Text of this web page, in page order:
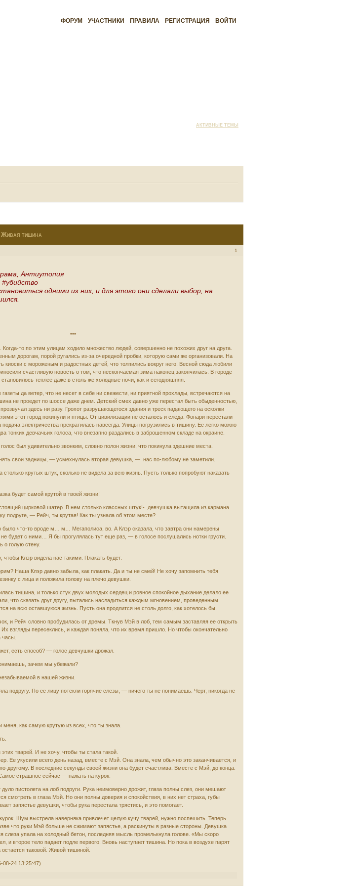
ФОРУМ УЧАСТНИКИ ПРАВИЛА РЕГИСТРАЦИЯ ВОЙТИ
АКТИВНЫЕ ТЕМЫ
Живая тишина
1
Антиутопия
одними из них, и для этого они сделали выбор, на
***
то по этим улицам ходило множество людей, совершенно не похожих друг на друга.
дорогам, порой ругались из-за очередной пробки, которую сами же организовали. На
киоски с мороженым и радостных детей, что толпились вокруг него. Весной сюда любили
счастливую новость о том, что нескончаемая зима наконец закончилась. В городе
становилось теплее даже в столь же холодные ночи, как и сегодняшняя.
да ветер, что не несет в себе ни свежести, ни приятной прохлады, встречаются на
не проедет по шоссе даже днем. Детский смех давно уже перестал быть обыденностью,
здесь ни разу. Грохот разрушающегося здания и треск падающего на осколки
этот город покинули и птицы. От цивилизации не осталось и следа. Фонари перестали
подача электричества прекратилась навсегда. Улицы погрузились в тишину. Ее легко можно
тонких девчачьих голоса, что внезапно раздались в заброшенном складе на окраине.
был удивительно звонким, словно полон жизни, что покинула здешние места.
свои задницы, — усмехнулась вторая девушка, — нас по-любому не заметили.
крутых штук, сколько не видела за всю жизнь. Пусть только попробуют наказать
будет самой крутой в твоей жизни!
цирковой шатер. В нем столько классных штук!- девчушка вытащила из кармана
подруге, — Рейч, ты крутая! Как ты узнала об этом месте?
было что-то вроде м… м… Мегаполиса, во. А Клэр сказала, что завтра они намерены
будет с ними… Я бы прогулялась тут еще раз, — в голосе послушались нотки грусти.
о голую стену.
Клэр видела нас такими. Плакать будет.
Наша Клэр давно забыла, как плакать. Да и ты не смей! Не хочу запомнить тебя
с лица и положила голову на плечо девушки.
тишина, и только стук двух молодых сердец и ровное спокойное дыхание делало ее
что сказать друг другу, пытались насладиться каждым мгновением, проведенным
на всю оставшуюся жизнь. Пусть она продлится не столь долго, как хотелось бы.
и Рейч словно пробудилась от дремы. Ткнув Мэй в лоб, тем самым заставляя ее открыть
Их взгляды пересеклись, и каждая поняла, что их время пришло. Но чтобы окончательно
часы.
есть способ? — голос девчушки дрожал.
зачем мы убежали?
в нашей жизни.
подругу. По ее лицу потекли горячие слезы, — ничего ты не понимаешь. Черт, никогда не
как самую крутую из всех, что ты знала.
тварей. И не хочу, чтобы ты стала такой.
Ее укусили всего день назад, вместе с Мэй. Она знала, чем обычно это заканчивается, и
другому. В последние секунды своей жизни она будет счастлива. Вместе с Мэй, до конца.
страшное сейчас — нажать на курок.
дуло пистолета на лоб подруги. Рука неимоверно дрожит, глаза полны слез, они мешают
смотреть в глаза Мэй. Но они полны доверия и спокойствия, в них нет страха, губы
запястье девушки, чтобы рука перестала трястись, и это помогает.
Шум выстрела наверняка привлечет целую кучу тварей, нужно поспешить. Теперь
что руки Мэй больше не сжимают запястье, а раскинуты в разные стороны. Девушка
слеза упала на холодный бетон, последняя мысль промелькнула голове. «Мы скоро
и второе тело падает подле первого. Вновь наступает тишина. Но пока в воздухе парят
таковой. Живой тишиной.
08-24 13:25:47)